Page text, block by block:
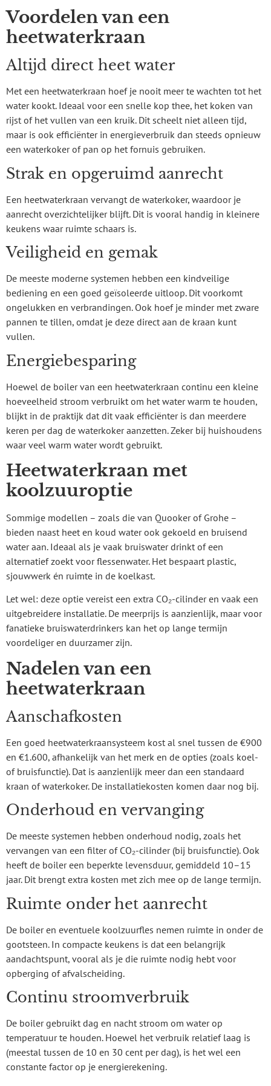
Voordelen van een
heetwaterkraan
Altijd direct heet water
Met een heetwaterkraan hoef je nooit meer te wachten tot het
water kookt. Ideaal voor een snelle kop thee, het koken van
rijst of het vullen van een kruik. Dit scheelt niet alleen tijd,
maar is ook efficiënter in energieverbruik dan steeds opnieuw
een waterkoker of pan op het fornuis gebruiken.
Strak en opgeruimd aanrecht
Een heetwaterkraan vervangt de waterkoker, waardoor je
aanrecht overzichtelijker blijft. Dit is vooral handig in kleinere
keukens waar ruimte schaars is.
Veiligheid en gemak
De meeste moderne systemen hebben een kindveilige
bediening en een goed geïsoleerde uitloop. Dit voorkomt
ongelukken en verbrandingen. Ook hoef je minder met zware
pannen te tillen, omdat je deze direct aan de kraan kunt
vullen.
Energiebesparing
Hoewel de boiler van een heetwaterkraan continu een kleine
hoeveelheid stroom verbruikt om het water warm te houden,
blijkt in de praktijk dat dit vaak efficiënter is dan meerdere
keren per dag de waterkoker aanzetten. Zeker bij huishoudens
waar veel warm water wordt gebruikt.
Heetwaterkraan met
koolzuuroptie
Sommige modellen – zoals die van Quooker of Grohe –
bieden naast heet en koud water ook gekoeld en bruisend
water aan. Ideaal als je vaak bruiswater drinkt of een
alternatief zoekt voor flessenwater. Het bespaart plastic,
sjouwwerk én ruimte in de koelkast.
Let wel: deze optie vereist een extra CO₂-cilinder en vaak een
uitgebreidere installatie. De meerprijs is aanzienlijk, maar voor
fanatieke bruiswaterdrinkers kan het op lange termijn
voordeliger en duurzamer zijn.
Nadelen van een
heetwaterkraan
Aanschafkosten
Een goed heetwaterkraansysteem kost al snel tussen de €900
en €1.600, afhankelijk van het merk en de opties (zoals koel-
of bruisfunctie). Dat is aanzienlijk meer dan een standaard
kraan of waterkoker. De installatiekosten komen daar nog bij.
Onderhoud en vervanging
De meeste systemen hebben onderhoud nodig, zoals het
vervangen van een filter of CO₂-cilinder (bij bruisfunctie). Ook
heeft de boiler een beperkte levensduur, gemiddeld 10–15
jaar. Dit brengt extra kosten met zich mee op de lange termijn.
Ruimte onder het aanrecht
De boiler en eventuele koolzuurfles nemen ruimte in onder de
gootsteen. In compacte keukens is dat een belangrijk
aandachtspunt, vooral als je die ruimte nodig hebt voor
opberging of afvalscheiding.
Continu stroomverbruik
De boiler gebruikt dag en nacht stroom om water op
temperatuur te houden. Hoewel het verbruik relatief laag is
(meestal tussen de 10 en 30 cent per dag), is het wel een
constante factor op je energierekening.